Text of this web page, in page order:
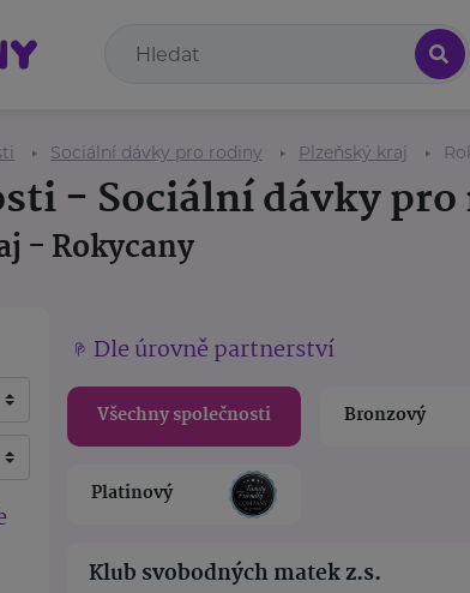
Sociální dávky pro rodiny Plzeňský kraj
- Sociální dávky
- Rokycany
Dle úrovně partnerství
Všechny společnosti Bronzový
Platinový
Klub svobodných matek z.s.